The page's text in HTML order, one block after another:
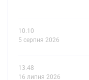
10.10
5 серпня 2026
13.48
16 липня 2026